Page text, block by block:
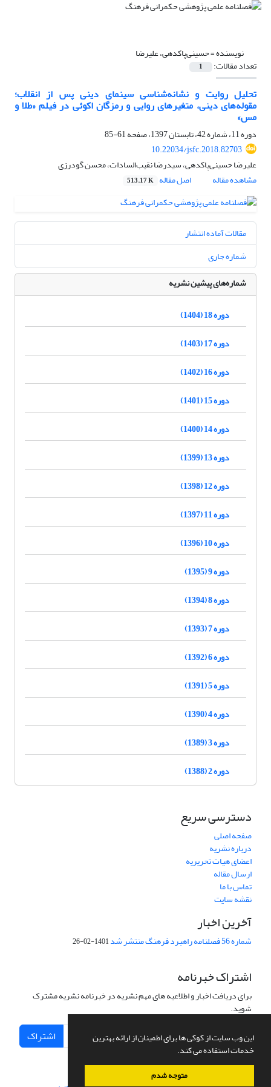
این وب سایت از کوکی ها برای اطمینان از ارائه بهترین
خدمات استفاده می کند.
متوجه شدم
نویسنده =حسینی‌پاکدهی، علیرضا
تعداد مقالات: 1
تحلیل روایت و نشانه‌شناسی سینمای دینی پس از انقلاب؛
مقوله‌های دینی، متغیر‌های روایی و رمزگان اکوئی در فیلم «طلا و
مس»
دوره 11، شماره 42، تابستان 1397، صفحه
61-85
10.22034/jsfc.2018.82703
علیرضا حسینی‌پاکدهی، سیدرضا نقیب‌السادات، محسن گودرزی
مشاهده مقاله
اصل مقاله 513.17 K
مقالات آماده انتشار
شماره جاری
شماره‌های پیشین نشریه
دوره 18 (1404)
دوره 17 (1403)
دوره 16 (1402)
دوره 15 (1401)
دوره 14 (1400)
دوره 13 (1399)
دوره 12 (1398)
دوره 11 (1397)
دوره 10 (1396)
دوره 9 (1395)
دوره 8 (1394)
دوره 7 (1393)
دوره 6 (1392)
دوره 5 (1391)
دوره 4 (1390)
دوره 3 (1389)
دوره 2 (1388)
دسترسی سریع
صفحه اصلی
درباره نشریه
اعضای هیات تحریریه
ارسال مقاله
تماس با ما
نقشه سایت
آخرین اخبار
شماره 56 فصلنامه راهبرد فرهنگ منتشر شد 1401-02-26
اشتراک خبرنامه
برای دریافت اخبار و اطلاعیه های مهم نشریه در خبرنامه نشریه مشترک
شوید.
اشتراک